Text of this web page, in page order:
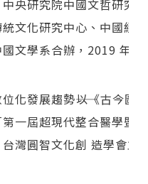
央研究院中國文哲研究
文化研究中心、中國經學
文學系合辦，2019 年10
化發展趨勢――以《古今圖書
一屆超現代整合醫學暨素
灣圓智文化創 造學會主